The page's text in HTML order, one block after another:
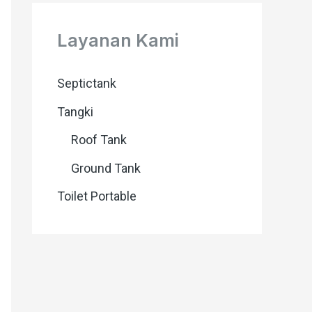
Layanan Kami
Septictank
Tangki
Roof Tank
Ground Tank
Toilet Portable